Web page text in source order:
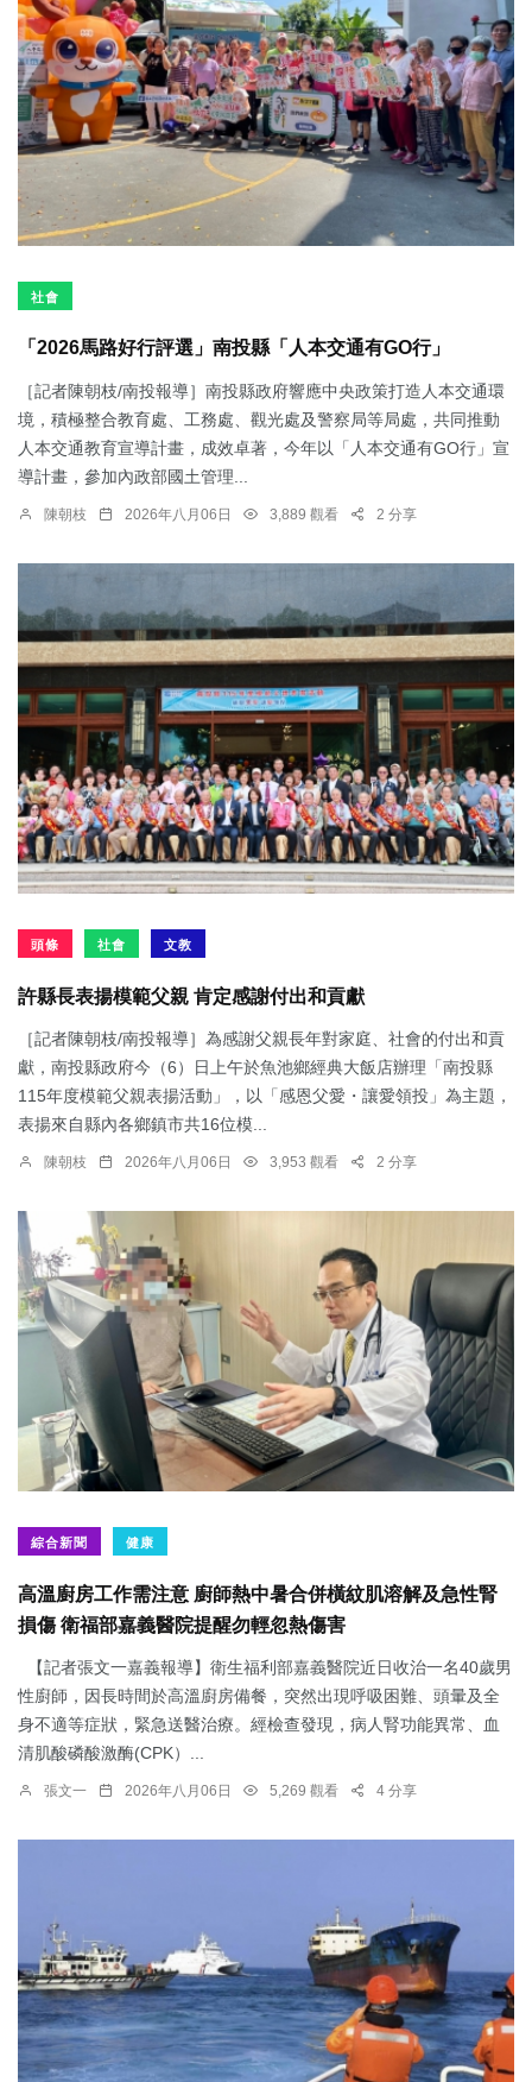
社會
「2026馬路好行評選」南投縣「人本交通有GO行」
［記者陳朝枝/南投報導］南投縣政府響應中央政策打造人本交通環
境，積極整合教育處、工務處、觀光處及警察局等局處，共同推動
人本交通教育宣導計畫，成效卓著，今年以「人本交通有GO行」宣
導計畫，參加內政部國土管理...
陳朝枝 2026年八月06日 3,889 觀看 2 分享
頭條 社會 文教
許縣長表揚模範父親 肯定感謝付出和貢獻
［記者陳朝枝/南投報導］為感謝父親長年對家庭、社會的付出和貢
獻，南投縣政府今（6）日上午於魚池鄉經典大飯店辦理「南投縣
115年度模範父親表揚活動」，以「感恩父愛・讓愛領投」為主題，
表揚來自縣內各鄉鎮市共16位模...
陳朝枝 2026年八月06日 3,953 觀看 2 分享
綜合新聞 健康
高溫廚房工作需注意 廚師熱中暑合併橫紋肌溶解及急性腎
損傷 衛福部嘉義醫院提醒勿輕忽熱傷害
【記者張文一嘉義報導】衛生福利部嘉義醫院近日收治一名40歲男
性廚師，因長時間於高溫廚房備餐，突然出現呼吸困難、頭暈及全
身不適等症狀，緊急送醫治療。經檢查發現，病人腎功能異常、血
清肌酸磷酸激酶(CPK）...
張文一 2026年八月06日 5,269 觀看 4 分享